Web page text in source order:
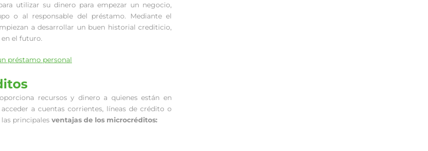
utilizar su dinero para empezar un negocio,
o al responsable del préstamo. Mediante el
a desarrollar un buen historial crediticio,
el futuro.
préstamo personal
recursos y dinero a quienes están en
a cuentas corrientes, líneas de crédito o
principales ventajas de los microcréditos: